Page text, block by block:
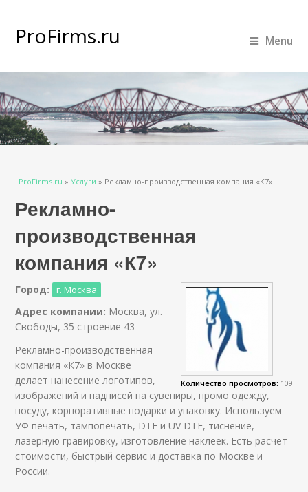
ProFirms.ru Menu
Вы здесь
ProFirms.ru » Услуги » Рекламно-производственная компания «К7»
Рекламно-
производственная
компания «К7»
Количество просмотров: 109
Город: г. Москва
Адрес компании: Москва, ул.
Свободы, 35 строение 43
Рекламно-производственная
компания «К7» в Москве
делает нанесение логотипов,
изображений и надписей на сувениры, промо одежду,
посуду, корпоративные подарки и упаковку. Используем
УФ печать, тампопечать, DTF и UV DTF, тиснение,
лазерную гравировку, изготовление наклеек. Есть расчет
стоимости, быстрый сервис и доставка по Москве и
России.